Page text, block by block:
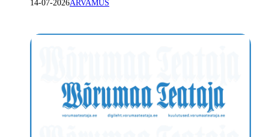
14-07-2026ARVAMUS